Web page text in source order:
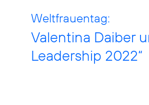
Weltfrauentag:
Valentina Daiber
Leadership 2022“